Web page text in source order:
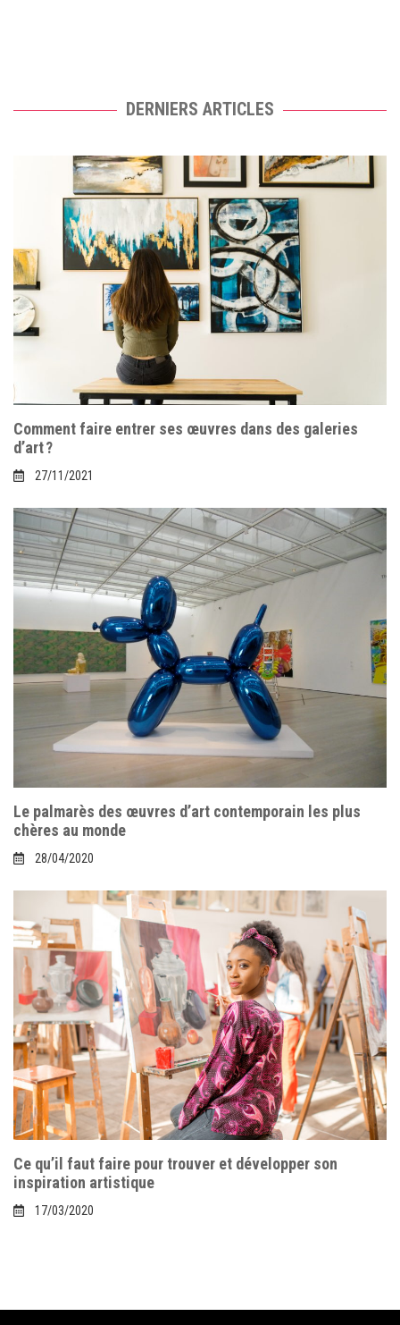
DERNIERS ARTICLES
Comment faire entrer ses œuvres dans des galeries
d’art ?
27/11/2021
Le palmarès des œuvres d’art contemporain les plus
chères au monde
28/04/2020
Ce qu’il faut faire pour trouver et développer son
inspiration artistique
17/03/2020